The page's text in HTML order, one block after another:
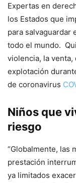
Expertas en
los Estados que
para salvaguardar
todo el mundo.
violencia, la
explotación
de coronavirus
Niños que
riesgo
“Globalmente, las
prestación
ya limitados